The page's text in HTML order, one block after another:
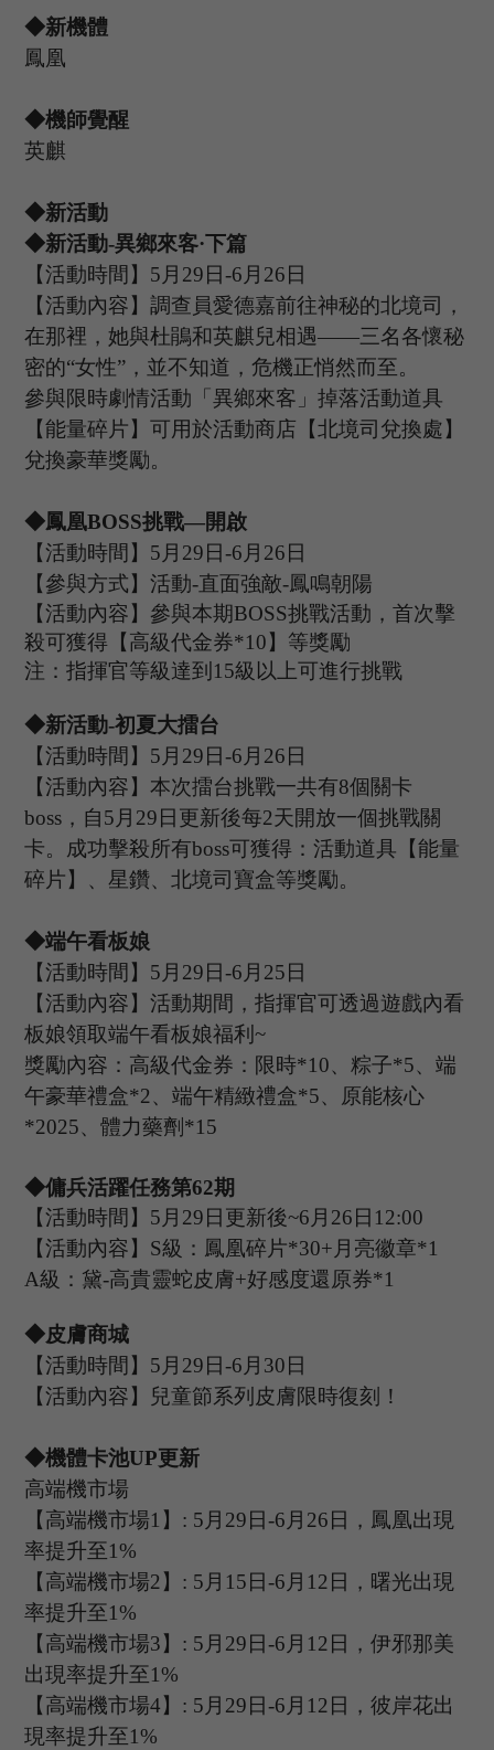
◆新機體
鳳凰
◆機師覺醒
英麒
◆新活動
◆新活動-異鄉來客·下篇
【活動時間】 5 月 29日-6 月 26日
【活動內容】調查員愛德嘉前往神秘的北境司，
在那裡，她與杜鵑和英麒兒相遇——三名各懷秘
密的“女性”，並不知道，危機正悄然而至。
參與限時劇情活動「異鄉來客」掉落活動道具
【能量碎片】可用於活動商店【北境司兌換處】
兌換豪華獎勵。
◆鳳凰BOSS挑戰—開啟
【活動時間】 5 月 29日-6 月 26日
【參與方式】 活動-直面強敵-鳳鳴朝陽
【活動內容】參與本期BOSS挑戰活動，首次擊
殺可獲得【高級代金券*10】等獎勵
注：指揮官等級達到 15級以上可進行挑戰
◆新活動-初夏大擂台
【活動時間】 5 月 29日-6 月 26日
【活動內容】本次擂台挑戰一共有8個關卡
boss，自5月29日更新後每2天開放一個挑戰關
卡。成功擊殺所有boss可獲得：活動道具【能量
碎片】、星鑽、北境司寶盒等獎勵。
◆端午看板娘
【活動時間】 5 月 29日-6 月 25日
【活動內容】活動期間，指揮官可透過遊戲內看
板娘領取端午看板娘福利~
獎勵內容：高級代金券：限時*10、粽子*5、端
午豪華禮盒*2、端午精緻禮盒*5、原能核心
*2025、體力藥劑*15
◆傭兵活躍任務第62期
【活動時間】 5 月 29日更新後~6 月 26日 12:00
【活動內容】 S級：鳳凰碎片*30+月亮徽章*1
A級：黛-高貴靈蛇皮膚+好感度還原券*1
◆皮膚商城
【活動時間】 5 月 29日-6 月 30日
【活動內容】兒童節系列皮膚限時復刻！
◆機體卡池UP更新
高端機市場
【高端機市場1 】 : 5 月 29日-6 月 26日，鳳凰出現
率提升至1%
【高端機市場2 】 : 5 月 15日-6 月 12 日， 曙光出現
率提升至1%
【高端機市場3】 : 5 月 29日-6 月 12 日，伊邪那美
出現率提升至1%
【高端機市場4】 : 5 月 29日-6 月 12 日，彼岸花出
現率提升至1%